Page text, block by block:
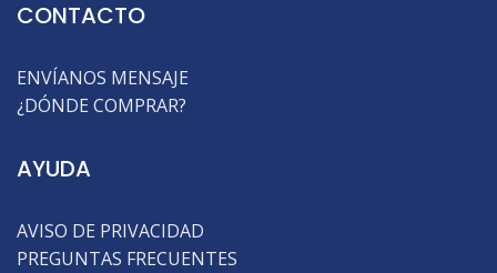
CONTACTO
ENVÍANOS MENSAJE
¿DÓNDE COMPRAR?
AYUDA
AVISO DE PRIVACIDAD
PREGUNTAS FRECUENTES